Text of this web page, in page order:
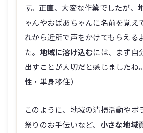
す。正直、大変な作業でしたが、
ゃんやおばあちゃんに名前を覚え
れから近所で声をかけてもらえる
た。 地域に溶け込むには、まず自
出すことが大切だと感じましたね
性・単身移住）
このように、地域の清掃活動やボ
祭りのお手伝いなど、 小さな地域